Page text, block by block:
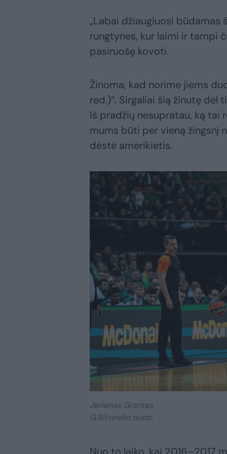
„Labai džiaugiuosi būdamas
rungtynes, kur laimi ir tampi
pasiruošę kovoti.
Žinoma, kad norime jiems
red.)“. Sirgaliai šią žinutę
Iš pradžių nesupratau, ką tai
mums būti per vieną žingsnį
dėstė amerikietis.
Jerianas Grantas
G.Bitvinsko nuotr.
Nuo to laiko, kai 2016–2017